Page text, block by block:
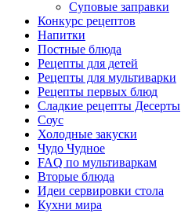
Суповые заправки
Конкурс рецептов
Напитки
Постные блюда
Рецепты для детей
Рецепты для мультиварки
Рецепты первых блюд
Сладкие рецепты Десерты
Соус
Холодные закуски
Чудо Чудное
FAQ по мультиваркам
Вторые блюда
Идеи сервировки стола
Кухни мира